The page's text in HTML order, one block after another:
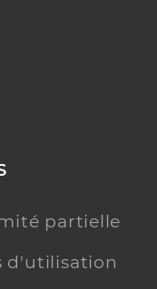
partielle
d'utilisation